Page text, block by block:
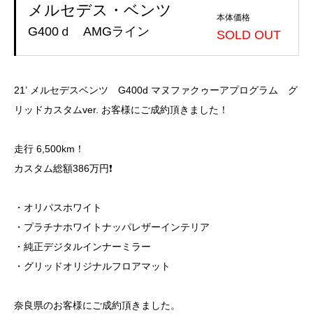
メルセデス・ベンツ
G400ｄ AMGライン
本体価格
SOLD OUT
21’ メルセデスベンツ G400d マヌファクゥーアプログラム グ
リッドカスタムver. お客様にご成約頂きました！
走行 6,500km！
カスタム総額386万円❗️
・オリパスホワイト
・プラチナホワイトナッパレザーインテリア
・純正デジタルインナーミラー
・グリッドオリジナルフロアマット
奈良県のお客様にご成約頂きました。